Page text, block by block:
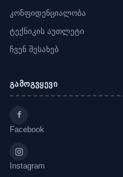
კონფიდენციალობა
ტექნიკის აუთლეტი
ჩვენ შესახებ
გამოგვყევი
Facebook
Instagram